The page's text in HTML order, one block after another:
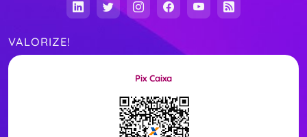
VALORIZE!
Pix Caixa